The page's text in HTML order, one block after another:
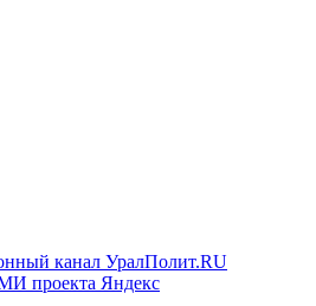
канал УралПолит.RU
проекта Яндекс